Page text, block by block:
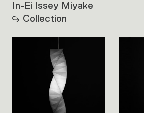
In-Ei Issey Miyake
Collection